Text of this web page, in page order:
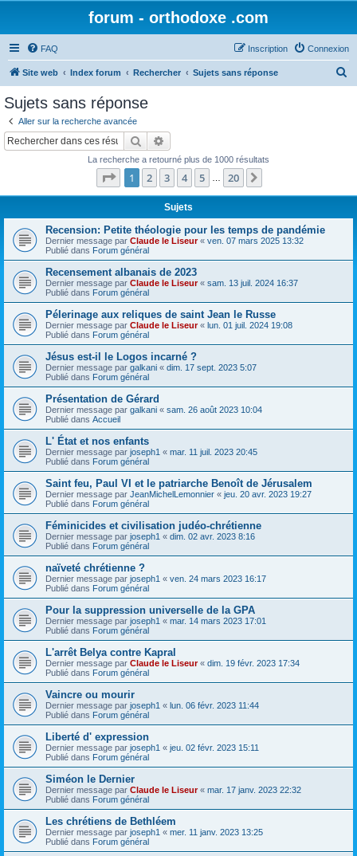
forum - orthodoxe .com
FAQ Connexion
Inscription
Site web Index forum Rechercher Sujets sans réponse
Sujets sans réponse
Aller sur la recherche avancée
Rechercher
La recherche a retourné plus de 1000 résultats
Page 1sur20
1 2 3 4 5 20
Sujets
Recension: Petite théologie pour les temps de pandémie
Dernier message par Claude le Liseur« ven. 07 mars 2025 13:32
Publié dans Forum général
Recensement albanais de 2023
Dernier message par Claude le Liseur« sam. 13 juil. 2024 16:37
Publié dans Forum général
Pélerinage aux reliques de saint Jean le Russe
Dernier message par Claude le Liseur« lun. 01 juil. 2024 19:08
Publié dans Forum général
Jésus est-il le Logos incarné ?
Dernier message par galkani « dim. 17 sept. 2023 5:07
Publié dans Forum général
Présentation de Gérard
Dernier message par galkani « sam. 26 août 2023 10:04
Publié dans Accueil
L' État et nos enfants
Dernier message par joseph1 « mar. 11 juil. 2023 20:45
Publié dans Forum général
Saint feu, Paul VI et le patriarche Benoît de Jérusalem
Dernier message par JeanMichelLemonnier « jeu. 20 avr. 2023 19:27
Publié dans Forum général
Féminicides et civilisation judéo-chrétienne
Dernier message par joseph1 « dim. 02 avr. 2023 8:16
Publié dans Forum général
naïveté chrétienne ?
Dernier message par joseph1 « ven. 24 mars 2023 16:17
Publié dans Forum général
Pour la suppression universelle de la GPA
Dernier message par joseph1 « mar. 14 mars 2023 17:01
Publié dans Forum général
L'arrêt Belya contre Kapral
Dernier message par Claude le Liseur« dim. 19 févr. 2023 17:34
Publié dans Forum général
Vaincre ou mourir
Dernier message par joseph1 « lun. 06 févr. 2023 11:44
Publié dans Forum général
Liberté d' expression
Dernier message par joseph1 « jeu. 02 févr. 2023 15:11
Publié dans Forum général
Siméon le Dernier
Dernier message par Claude le Liseur« mar. 17 janv. 2023 22:32
Publié dans Forum général
Les chrétiens de Bethléem
Dernier message par joseph1 « mer. 11 janv. 2023 13:25
Publié dans Forum général